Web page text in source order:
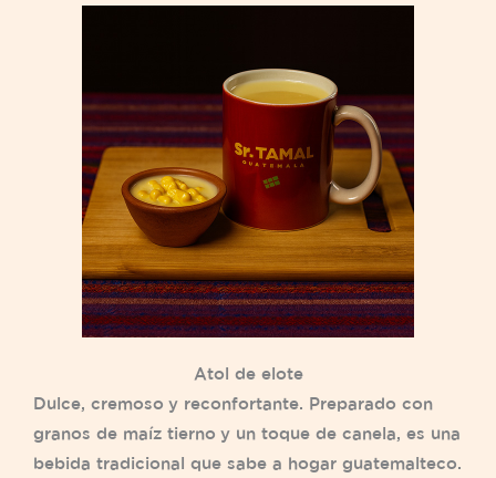
Atol de elote
Dulce, cremoso y reconfortante. Preparado con
granos de maíz tierno y un toque de canela, es una
bebida tradicional que sabe a hogar guatemalteco.